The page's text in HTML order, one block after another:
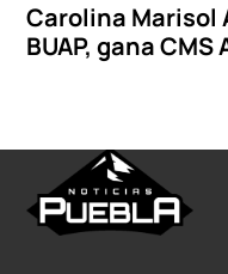
Carolina Marisol
BUAP, gana CMS